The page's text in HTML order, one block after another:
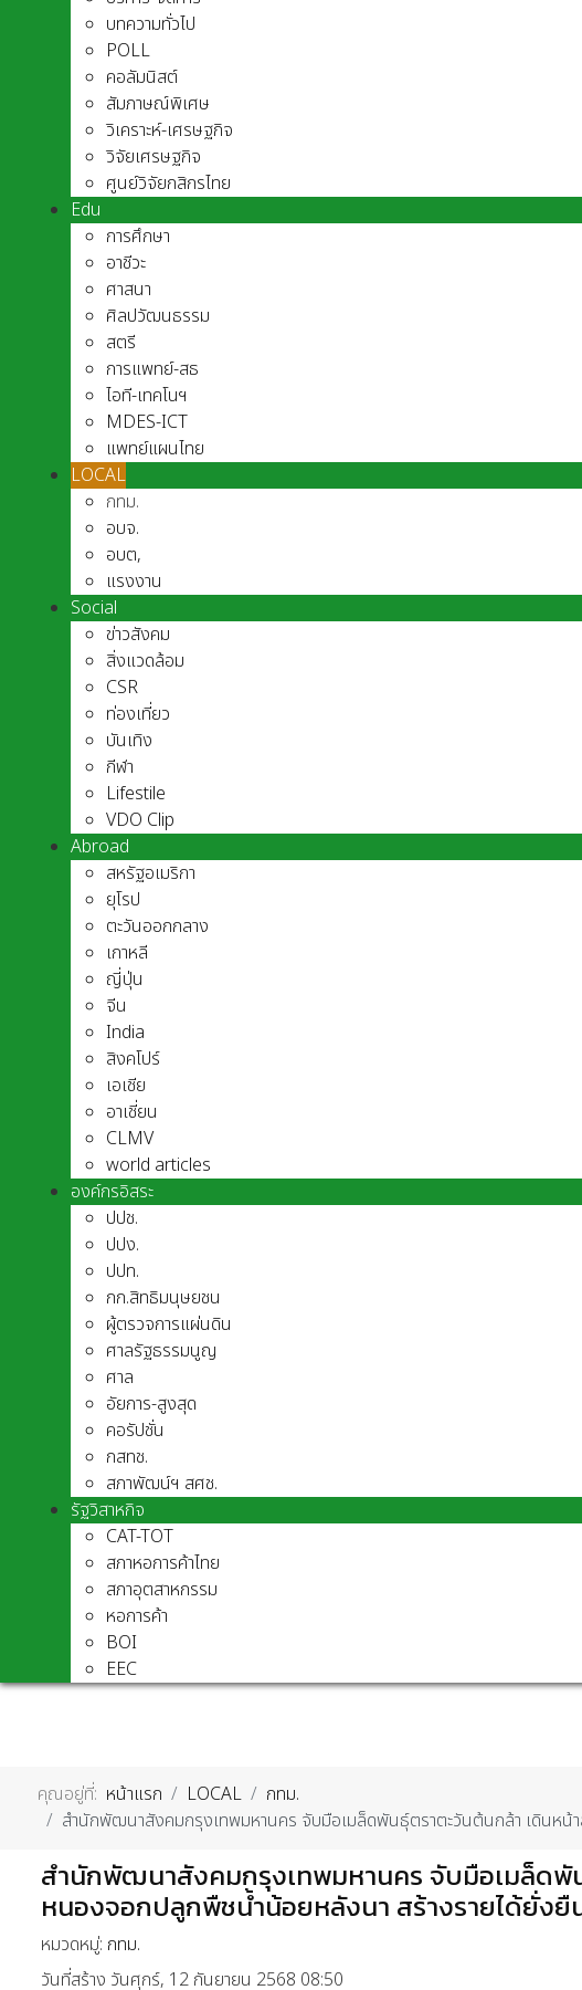
บทความทั่วไป
POLL
คอลัมนิสต์
สัมภาษณ์พิเศษ
วิเคราะห์-เศรษฐกิจ
วิจัยเศรษฐกิจ
ศูนย์วิจัยกสิกรไทย
Edu
การศึกษา
อาชีวะ
ศาสนา
ศิลปวัฒนธรรม
สตรี
การแพทย์-สธ
ไอที-เทคโนฯ
MDES-ICT
แพทย์แผนไทย
LOCAL
กทม.
อบจ.
อบต,
แรงงาน
Social
ข่าวสังคม
สิ่งแวดล้อม
CSR
ท่องเที่ยว
บันเทิง
กีฬา
Lifestile
VDO Clip
Abroad
สหรัฐอเมริกา
ยุโรป
ตะวันออกกลาง
เกาหลี
ญี่ปุ่น
จีน
India
สิงคโปร์
เอเชีย
อาเชี่ยน
CLMV
world articles
องค์กรอิสระ
ปปช.
ปปง.
ปปท.
กก.สิทธิมนุษยชน
ผู้ตรวจการแผ่นดิน
ศาลรัฐธรรมนูญ
ศาล
อัยการ-สูงสุด
คอรัปชั่น
กสทช.
สภาพัฒน์ฯ สศช.
รัฐวิสาหกิจ
CAT-TOT
สภาหอการค้าไทย
สภาอุตสาหกรรม
หอการค้า
BOI
EEC
คุณอยู่ที่: หน้าแรก LOCAL
กทม.
สำนักพัฒนาสังคมกรุงเทพมหานคร จับมือเมล็ดพันธุ์ตราตะวันต้นกล้า เดินห
สำนักพัฒนาสังคมกรุงเทพมหานคร จับมือเมล็ดพั
หนองจอกปลูกพืชน้ำน้อยหลังนา สร้างรายได้ยั่ง
หมวดหมู่: กทม.
วันที่สร้าง วันศุกร์, 12 กันยายน 2568 08:50